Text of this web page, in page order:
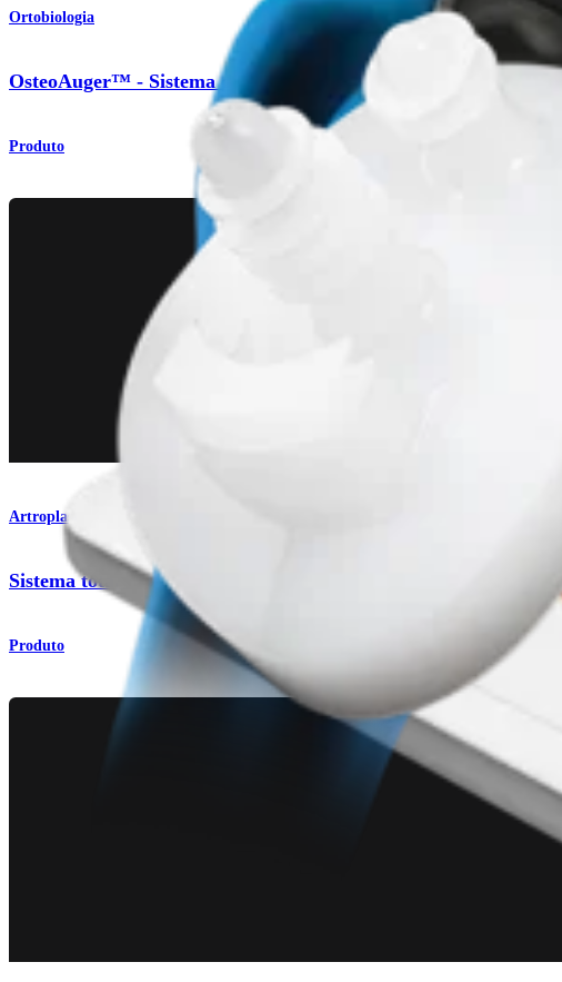
Ortobiologia
OsteoAuger™ - Sistema de extração de enxerto ósseo
Produto
Artroplastia do ombro
Sistema total de ombro Eclipse™
Produto